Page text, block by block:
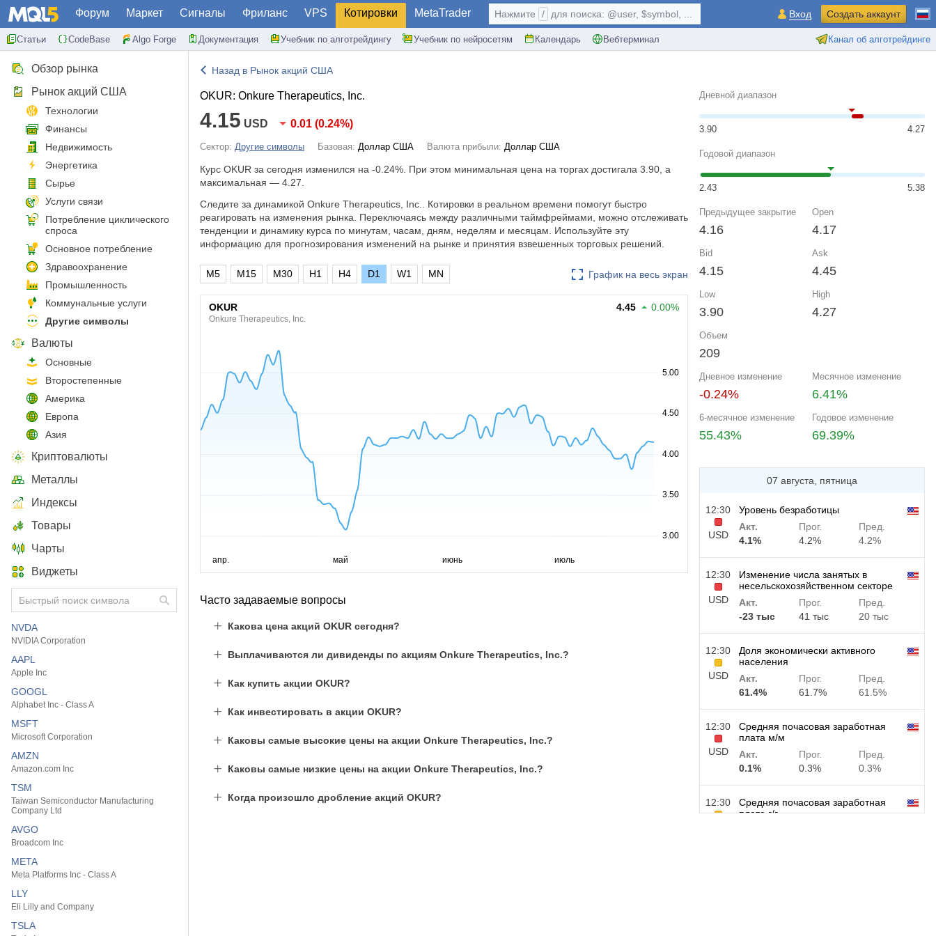
Форум Маркет Сигналы Фриланс VPS Котировки MetaTrader
Статьи CodeBase Algo Forge Документация Учебник по алготрейдингу Учебник по нейросетям Календарь Вебтерминал Канал об алготрейдинге
Нажмите / для поиска: @user, $symbol, ... Вход Создать аккаунт
Обзор рынка
Рынок акций США
Технологии
Финансы
Недвижимость
Энергетика
Сырье
Услуги связи
Потребление циклического
спроса
Основное потребление
Здравоохранение
Промышленность
Коммунальные услуги
Другие символы
Валюты
Основные
Второстепенные
Америка
Европа
Азия
Криптовалюты
Металлы
Индексы
Товары
Чарты
Виджеты
NVDA
NVIDIA Corporation
AAPL
Apple Inc
GOOGL
Alphabet Inc - Class A
MSFT
Microsoft Corporation
AMZN
Amazon.com Inc
TSM
Taiwan Semiconductor Manufacturing
Company Ltd
AVGO
Broadcom Inc
META
Meta Platforms Inc - Class A
LLY
Eli Lilly and Company
TSLA
Назад в Рынок акций США
OKUR: Onkure Therapeutics, Inc.
4.15 USD 0.01 (0.24%)
Сектор: Другие символы Базовая: Доллар США Валюта прибыли: Доллар США
Курс OKUR за сегодня изменился на -0.24% . При этом минимальная цена на торгах достигала 3.90, а
максимальная — 4.27.
Следите за динамикой Onkure Therapeutics, Inc.. Котировки в реальном времени помогут быстро
реагировать на изменения рынка. Переключаясь между различными таймфреймами, можно отслеживать
тенденции и динамику курса по минутам, часам, дням, неделям и месяцам. Используйте эту
информацию для прогнозирования изменений на рынке и принятия взвешенных торговых решений.
График на весь экран
M5 M15 M30 H1 H4 D1 W1 MN
OKUR
Onkure Therapeutics, Inc.
4.45 0.00%
Часто задаваемые вопросы
Какова цена акций OKUR сегодня?
Выплачиваются ли дивиденды по акциям Onkure Therapeutics, Inc.?
Как купить акции OKUR?
Как инвестировать в акции OKUR?
Каковы самые высокие цены на акции Onkure Therapeutics, Inc.?
Каковы самые низкие цены на акции Onkure Therapeutics, Inc.?
Когда произошло дробление акций OKUR?
Дневной диапазон
3.90 4.27
Годовой диапазон
2.43 5.38
Предыдущее закрытие
4.16
Open
4.17
Bid
4.15
Ask
4.45
Low
3.90
High
4.27
Объем
209
Дневное изменение
-0.24%
Месячное изменение
6.41%
6-месячное изменение
55.43%
Годовое изменение
69.39%
07 августа, пятница
12:30
USD
Уровень безработицы
Акт.
4.1%
Прог.
4.2%
Пред.
4.2%
12:30
USD
Изменение числа занятых в
несельскохозяйственном секторе
Акт.
-23 тыс
Прог.
41 тыс
Пред.
20 тыс
12:30
USD
Доля экономически активного
населения
Акт.
61.4%
Прог.
61.7%
Пред.
61.5%
12:30
USD
Средняя почасовая заработная
плата м/м
Акт.
0.1%
Прог.
0.3%
Пред.
0.3%
12:30
Средняя почасовая заработная
плата г/г